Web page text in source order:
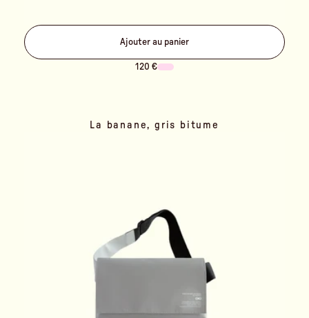
Ajouter au panier
120 €
La banane, gris bitume